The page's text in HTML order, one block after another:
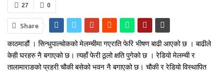
0
27
Share
काठमाडौं । सिन्धुपाल्चोकको मेलम्चीमा गएराति फेरि भीषण बाढी आएको छ । बाढीले
केही घरहरु नै बगाएको छ। त्यहाँ फेरी ठूलो क्षति पुगेको छ । रेडियो मेलम्ची र
तालामाराङको प्रहरी चौकी बसेको भवन नै बगाएको छ। चौकी र रेडियो विस्थापित